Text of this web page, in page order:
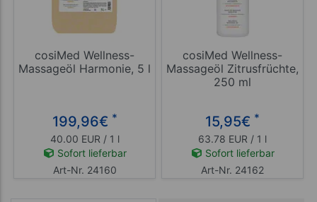
cosiMed Wellness-
Massageöl Harmonie, 5 l
199,96€ *
40.00 EUR / 1 l
Sofort lieferbar
Art-Nr. 24160
cosiMed Wellness-
Massageöl Zitrusfrüchte,
250 ml
15,95€ *
63.78 EUR / 1 l
Sofort lieferbar
Art-Nr. 24162